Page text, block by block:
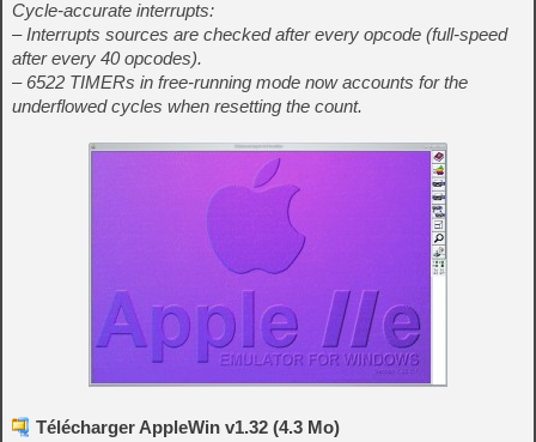
Cycle-accurate interrupts:
– Interrupts sources are checked after every opcode (full-speed
after every 40 opcodes).
– 6522 TIMERs in free-running mode now accounts for the
underflowed cycles when resetting the count.
Télécharger AppleWin v1.32 (4.3 Mo)